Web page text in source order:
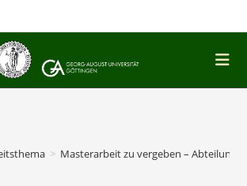
> Masterarbeit zu vergeben – Abteilung